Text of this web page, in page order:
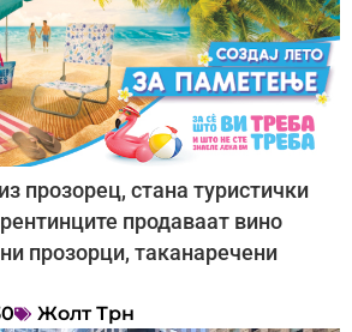
прозорец, стана туристички
продаваат вино
прозорци, таканаречени
Жолт Трн